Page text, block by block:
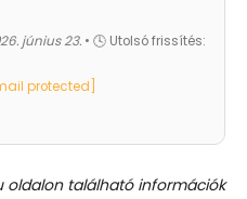
június 23. • 🕓 Utolsó frissítés:
protected]
oldalon található információk